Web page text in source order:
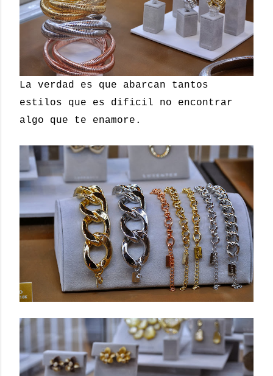
La verdad es que abarcan tantos
estilos que es dificil no encontrar
algo que te enamore.